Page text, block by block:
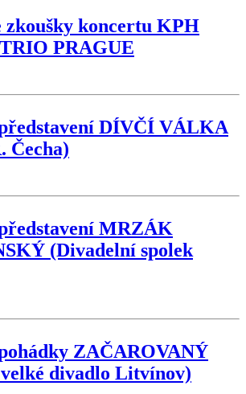
zkoušky koncertu KPH
PRAGUE
DÍVČÍ VÁLKA
Čecha)
MRZÁK
(Divadelní spolek
ZAČAROVANÝ
divadlo Litvínov)